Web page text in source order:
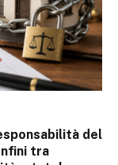
del
tra